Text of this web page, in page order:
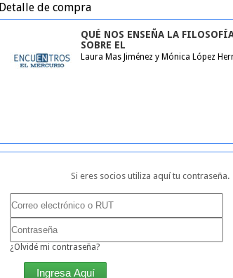
Detalle de compra
QUÉ NOS ENSEÑA LA
SOBRE EL
Laura Mas Jiménez y Mónica López
Si eres socios utiliza aquí tu contraseña.
¿Olvidé mi contraseña?